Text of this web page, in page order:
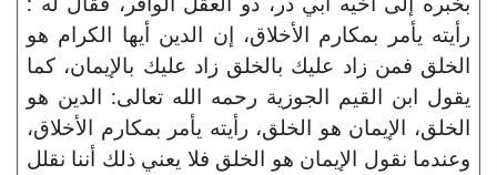
رأيته يأمر بمكارم الأخلاق، إن الدين أيها الكرام هو
الخلق فمن زاد عليك بالخلق زاد عليك بالإيمان، كما
يقول ابن القيم الجوزية رحمه الله تعالى: الدين هو
الخلق، الإيمان هو الخلق، رأيته يأمر بمكارم الأخلاق،
وعندما نقول الإيمان هو الخلق فلا يعني ذلك أننا نقلل